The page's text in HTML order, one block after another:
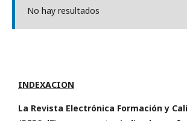
No hay resultados
INDEXACION
La Revista Electrónica Formación y